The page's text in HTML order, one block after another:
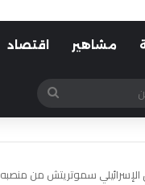
مشاهير اقتصاد
عن
الإسرائيلي سموتريتش من منصبه